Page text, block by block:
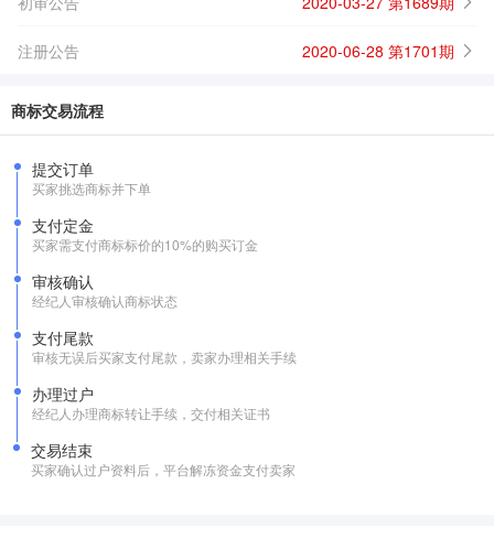
注册公告 2020-06-28 第1701期
商标交易流程
提交订单
买家挑选商标并下单
支付定金
买家需支付商标标价的10%的购买订金
审核确认
经纪人审核确认商标状态
支付尾款
审核无误后买家支付尾款，卖家办理相关手续
办理过户
经纪人办理商标转让手续，交付相关证书
交易结束
买家确认过户资料后，平台解冻资金支付卖家